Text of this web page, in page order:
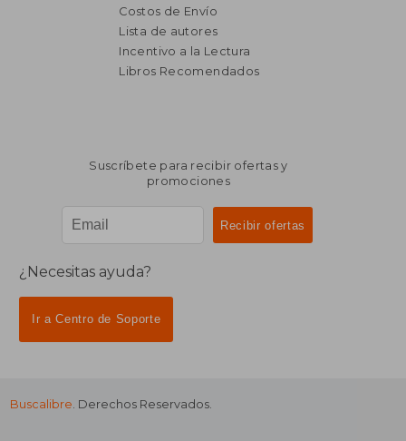
Costos de Envío
Lista de autores
Incentivo a la Lectura
Libros Recomendados
Suscríbete para recibir ofertas y
promociones
¿Necesitas ayuda?
Ir a Centro de Soporte
Buscalibre . Derechos Reservados.